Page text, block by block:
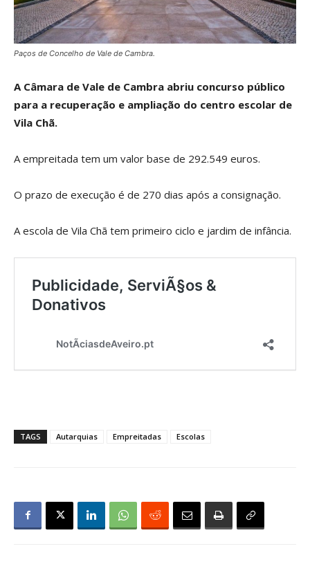
Paços de Concelho de Vale de Cambra.
A Câmara de Vale de Cambra abriu concurso público
para a recuperação e ampliação do centro escolar de
Vila Chã.
A empreitada tem um valor base de 292.549 euros.
O prazo de execução é de 270 dias após a consignação.
A escola de Vila Chã tem primeiro ciclo e jardim de infância.
TAGS Autarquias Empreitadas Escolas